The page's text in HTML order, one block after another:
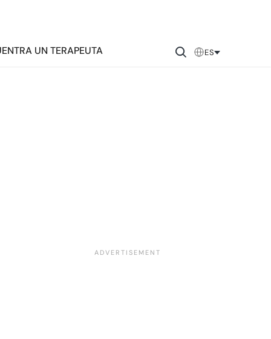
UN TERAPEUTA ES